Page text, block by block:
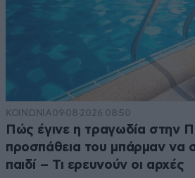
ΚΟΙΝΩΝΙΑ09·08·2026 08:50
Πώς έγινε η τραγωδία στην
προσπάθεια του μπάρμαν να
παιδί – Τι ερευνούν οι αρχές